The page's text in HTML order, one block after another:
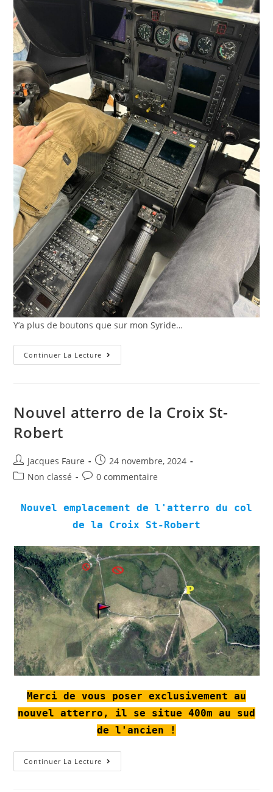
Y’a plus de boutons que sur mon Syride…
Continuer La Lecture Rencontre
Avec
Nouvel atterro de la Croix St-
Robert
Auteur/autrice
de
Jacques Faure
Post
published:
24 novembre, 2024
PostNon classé
Post0 commentaire
Nouvel emplacement de l'atterro du col
de la Croix St-Robert
Merci de vous poser exclusivement au
nouvel atterro, il se situe 400m au sud
de l'ancien !
Continuer La Lecture Nouvel
Atterro